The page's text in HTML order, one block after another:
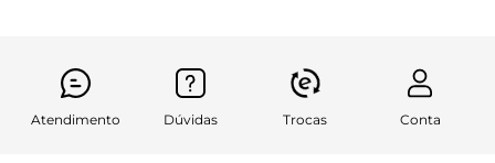
Atendimento Dúvidas Trocas Conta